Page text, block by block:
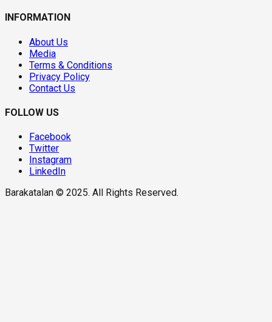
INFORMATION
About Us
Media
Terms & Conditions
Privacy Policy
Contact Us
FOLLOW US
Facebook
Twitter
Instagram
LinkedIn
Barakatalan © 2025. All Rights Reserved.